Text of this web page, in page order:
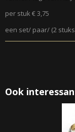
per stuk € 3,75
een set/ paar/ (2
Ook